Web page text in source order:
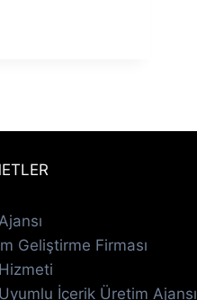
Geliştirme Firması
İçerik Üretim Ajansı